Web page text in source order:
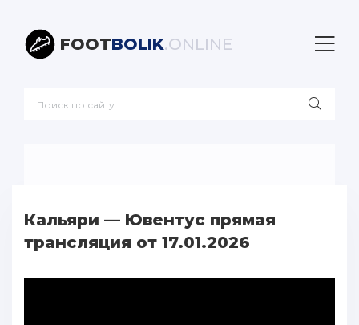
FOOTBOLIK.ONLINE
Кальяри — Ювентус прямая
трансляция от 17.01.2026